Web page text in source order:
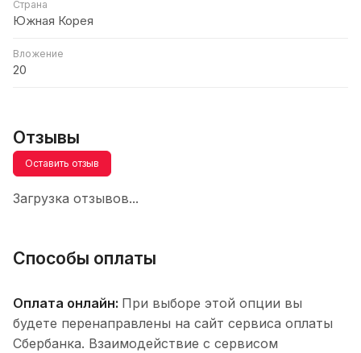
Страна
Южная Корея
Вложение
20
Отзывы
Оставить отзыв
Загрузка отзывов...
Способы оплаты
Оплата онлайн: При выборе этой опции вы
будете перенаправлены на сайт сервиса оплаты
Сбербанка. Взаимодействие с сервисом